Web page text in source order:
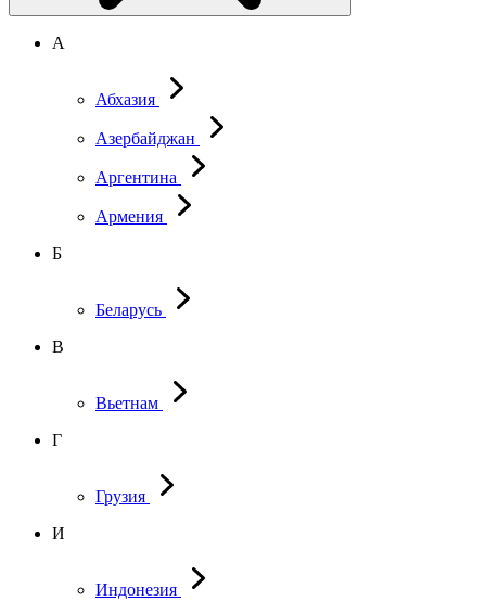
А
Абхазия
Азербайджан
Аргентина
Армения
Б
Беларусь
В
Вьетнам
Г
Грузия
И
Индонезия